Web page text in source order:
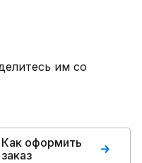
им со
Как оформить
заказ